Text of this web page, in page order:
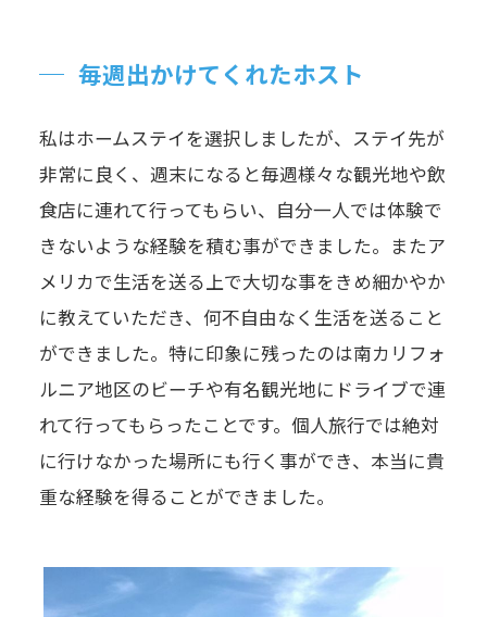
毎週出かけてくれたホスト
私はホームステイを選択しましたが、ステイ先が
非常に良く、週末になると毎週様々な観光地や飲
食店に連れて行ってもらい、自分一人では体験で
きないような経験を積む事ができました。またア
メリカで生活を送る上で大切な事をきめ細かやか
に教えていただき、何不自由なく生活を送ること
ができました。特に印象に残ったのは南カリフォ
ルニア地区のビーチや有名観光地にドライブで連
れて行ってもらったことです。個人旅行では絶対
に行けなかった場所にも行く事ができ、本当に貴
重な経験を得ることができました。